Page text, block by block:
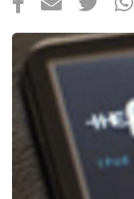
Über uns
Podcast
Mac Life+